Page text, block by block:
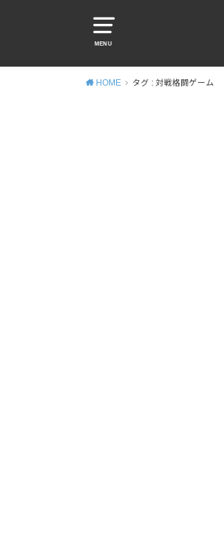
MENU
HOME タグ : 対戦格闘ゲーム